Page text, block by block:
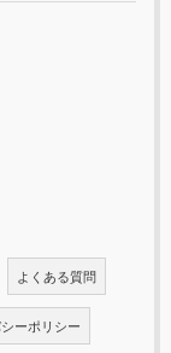
よくある質問
ーポリシー